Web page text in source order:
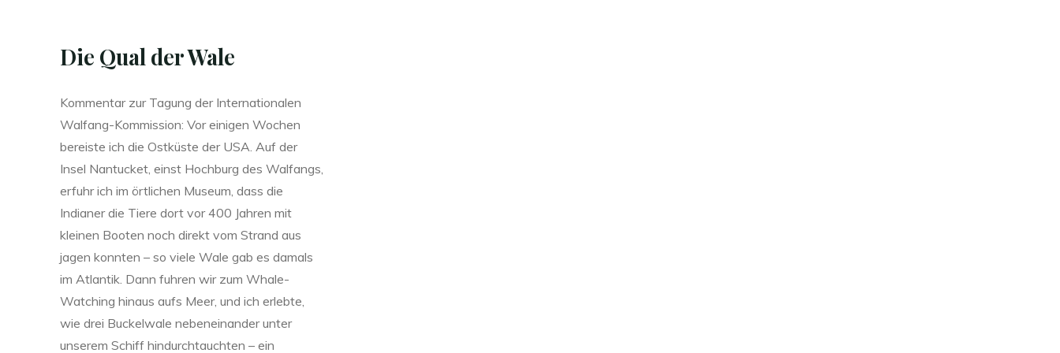
Die Qual der Wale
Kommentar zur Tagung der Internationalen
Walfang-Kommission: Vor einigen Wochen
bereiste ich die Ostküste der USA. Auf der
Insel Nantucket, einst Hochburg des Walfangs,
erfuhr ich im örtlichen Museum, dass die
Indianer die Tiere dort vor 400 Jahren mit
kleinen Booten noch direkt vom Strand aus
jagen konnten – so viele Wale gab es damals
im Atlantik. Dann fuhren wir zum Whale-
Watching hinaus aufs Meer, und ich erlebte,
wie drei Buckelwale nebeneinander unter
unserem Schiff hindurchtauchten – ein